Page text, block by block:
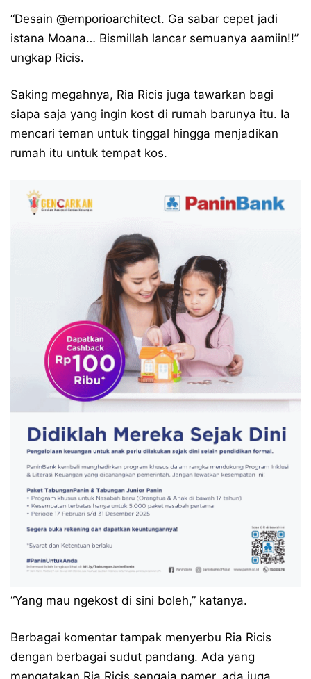
“Desain @emporioarchitect. Ga sabar cepet jadi
istana Moana… Bismillah lancar semuanya aamiin!!”
ungkap Ricis.
Saking megahnya, Ria Ricis juga tawarkan bagi
siapa saja yang ingin kost di rumah barunya itu. Ia
mencari teman untuk tinggal hingga menjadikan
rumah itu untuk tempat kos.
“Yang mau ngekost di sini boleh,” katanya.
Berbagai komentar tampak menyerbu Ria Ricis
dengan berbagai sudut pandang. Ada yang
mengatakan Ria Ricis sengaja pamer, ada juga